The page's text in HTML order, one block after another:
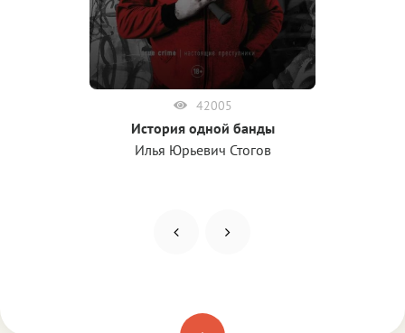
42005
История одной банды
Илья Юрьевич Стогов